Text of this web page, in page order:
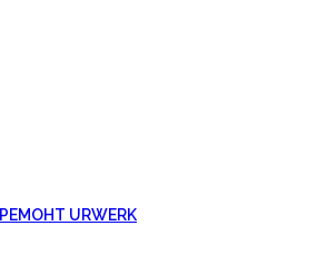
РЕМОНТ URWERK